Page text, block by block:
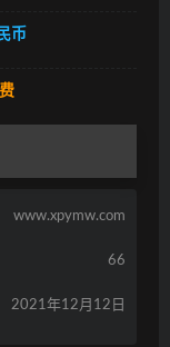
币
www.xpymw.com
66
2021年12月12日